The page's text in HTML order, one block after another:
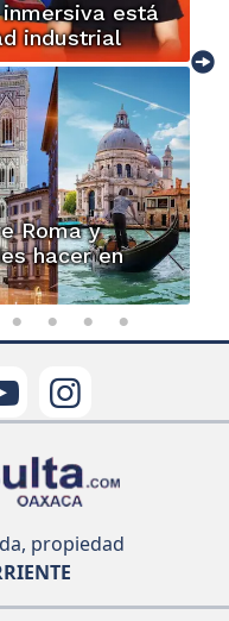
está
industrial
Roma y
hacer en
propiedad